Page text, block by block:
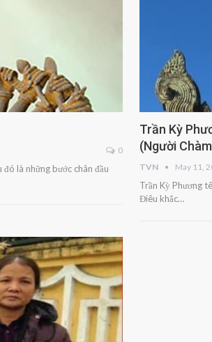
0
là những bước chân đầu
Trần Kỳ
(Người
TVN May 11,
Trần Kỳ Phương
Điêu khắc…